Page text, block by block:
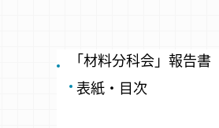
「材料分科会」報告書
表紙・目次